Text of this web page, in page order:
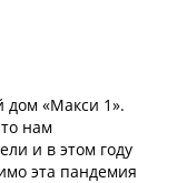
дом «Макси 1».
нам
и в этом году
эта пандемия